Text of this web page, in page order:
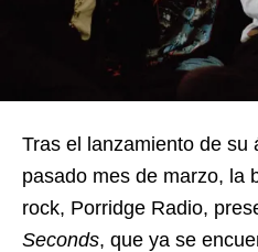
Tras el lanzamiento de su
pasado mes de marzo, la
rock, Porridge Radio,
Seconds, que ya se